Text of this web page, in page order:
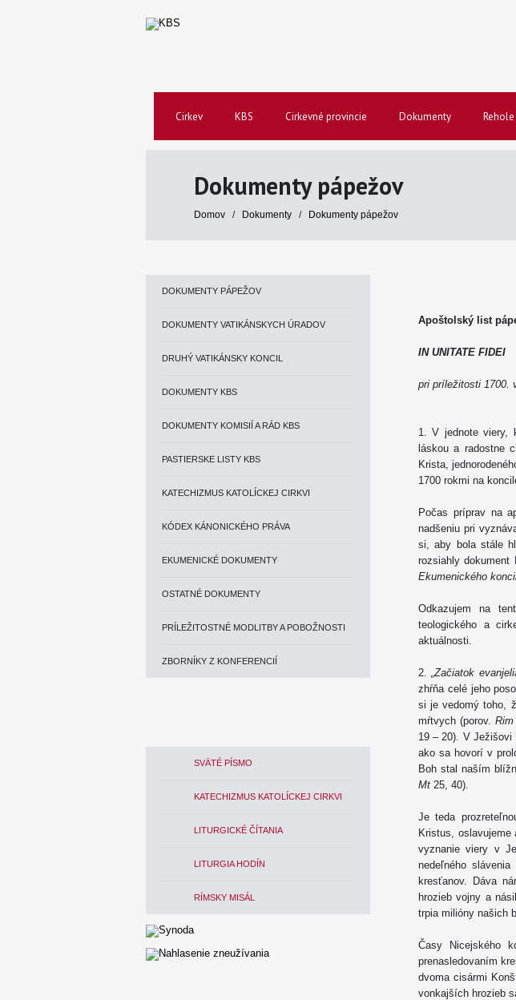
Cirkev KBS Cirkevné provincie Dokumenty
Dokumenty pápežov
Domov / Dokumenty / Dokumenty pápežov
DOKUMENTY PÁPEŽOV
DOKUMENTY VATIKÁNSKYCH ÚRADOV
DRUHÝ VATIKÁNSKY KONCIL
DOKUMENTY KBS
DOKUMENTY KOMISIÍ A RÁD KBS
PASTIERSKE LISTY KBS
KATECHIZMUS KATOLÍCKEJ CIRKVI
KÓDEX KÁNONICKÉHO PRÁVA
EKUMENICKÉ DOKUMENTY
OSTATNÉ DOKUMENTY
PRÍLEŽITOSTNÉ MODLITBY A POBOŽNOSTI
ZBORNÍKY Z KONFERENCIÍ
SVÄTÉ PÍSMO
KATECHIZMUS KATOLÍCKEJ CIRKVI
LITURGICKÉ ČÍTANIA
LITURGIA HODÍN
RÍMSKY MISÁL
Apoštolský list
IN UNITATE FIDEI
pri príležitosti 1700.
1. V jednote viery,
láskou a radostne
Krista,
1700 rokmi na
Počas príprav na
nadšeniu pri
si, aby bola stále
rozsiahly dokument
Ekumenického
Odkazujem na
teologického a
aktuálnosti.
2.„Začiatok
zhŕňa celé jeho
si je vedomý toho,
mŕtvych (porov.Rim
19 – 20). V
ako sa hovorí v
Boh stal naším
Mt 25, 40).
Je teda
Kristus,
vyznanie viery v
nedeľného
kresťanov. Dáva
hrozieb vojny a
trpia milióny našich
Časy Nicejského
prenasledovaním
dvoma cisármi
vonkajších hrozieb